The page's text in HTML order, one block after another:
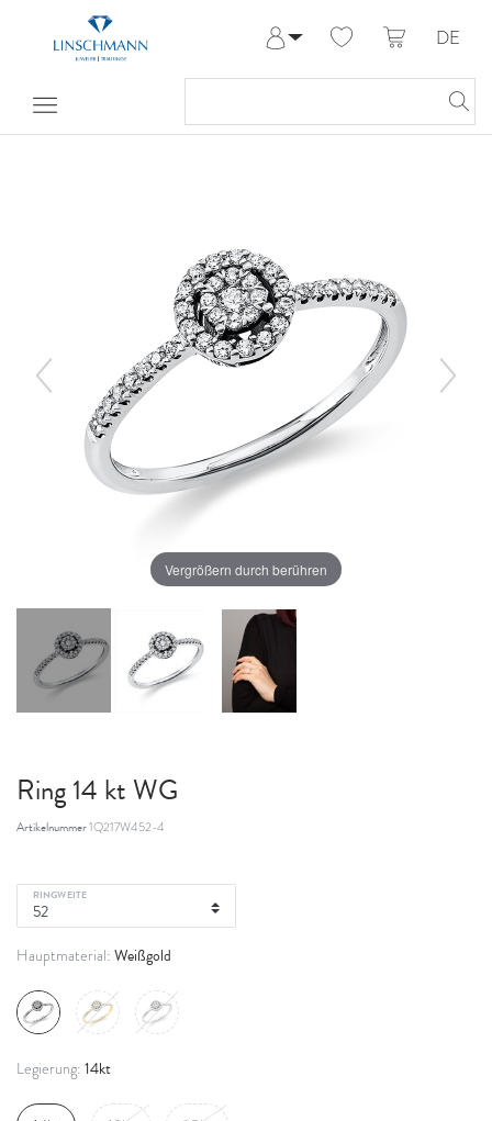
Meine Bestellungen
DE
Vergrößern durch berühren
Ring 14 kt WG
Artikelnummer1Q217W452-4
RINGWEITE
Hauptmaterial: Weißgold
Legierung: 14kt